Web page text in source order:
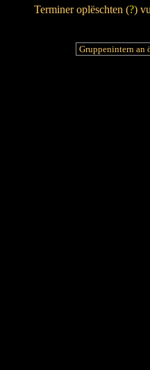
Terminer oplëschten (?)